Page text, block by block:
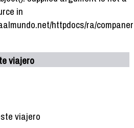
in
httpdocs/ra/
viajero
viajero